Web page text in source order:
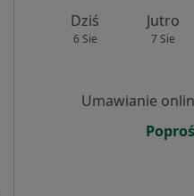
Dziś
6 Sie
Jutro
7 Sie
Umawianie